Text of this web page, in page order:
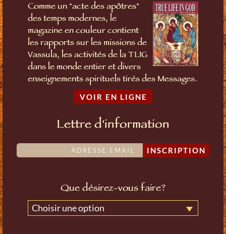
Comme un "acte des apôtres"
des temps modernes, le
magazine en couleur contient
les rapports sur les missions de
Vassula, les activités de la TLIG
dans le monde entier et divers
enseignements spirituels tirés des Messages.
VOIR EN LIGNE
Lettre d'information
INSCRIPTION
Que désirez-vous faire?
Choisir une option